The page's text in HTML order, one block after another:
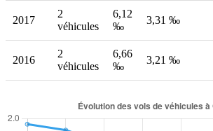
2017
2
véhicules
6,12
‰
3,31 ‰
2016
2
véhicules
6,66
‰
3,21 ‰